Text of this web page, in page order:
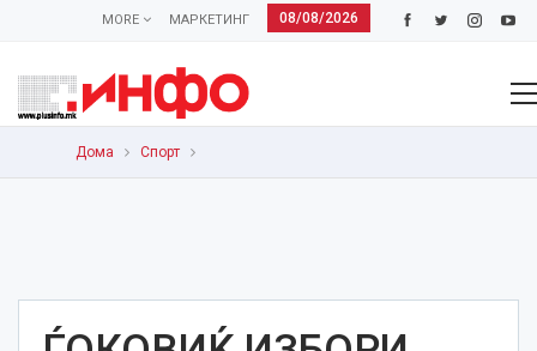
08/08/2026
МАРКЕТИНГ
MORE
Дома Спорт